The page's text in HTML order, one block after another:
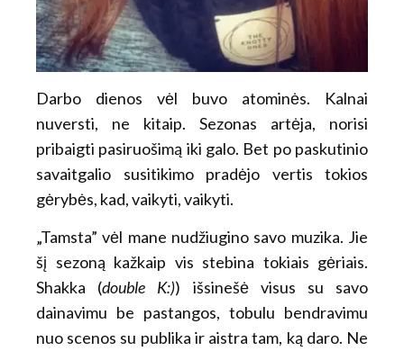
Darbo dienos vėl buvo atominės. Kalnai
nuversti, ne kitaip. Sezonas artėja, norisi
pribaigti pasiruošimą iki galo. Bet po paskutinio
savaitgalio susitikimo pradėjo vertis tokios
gėrybės, kad, vaikyti, vaikyti.
„Tamsta” vėl mane nudžiugino savo muzika. Jie
šį sezoną kažkaip vis stebina tokiais gėriais.
Shakka (double K:)) išsinešė visus su savo
dainavimu be pastangos, tobulu bendravimu
nuo scenos su publika ir aistra tam, ką daro. Ne